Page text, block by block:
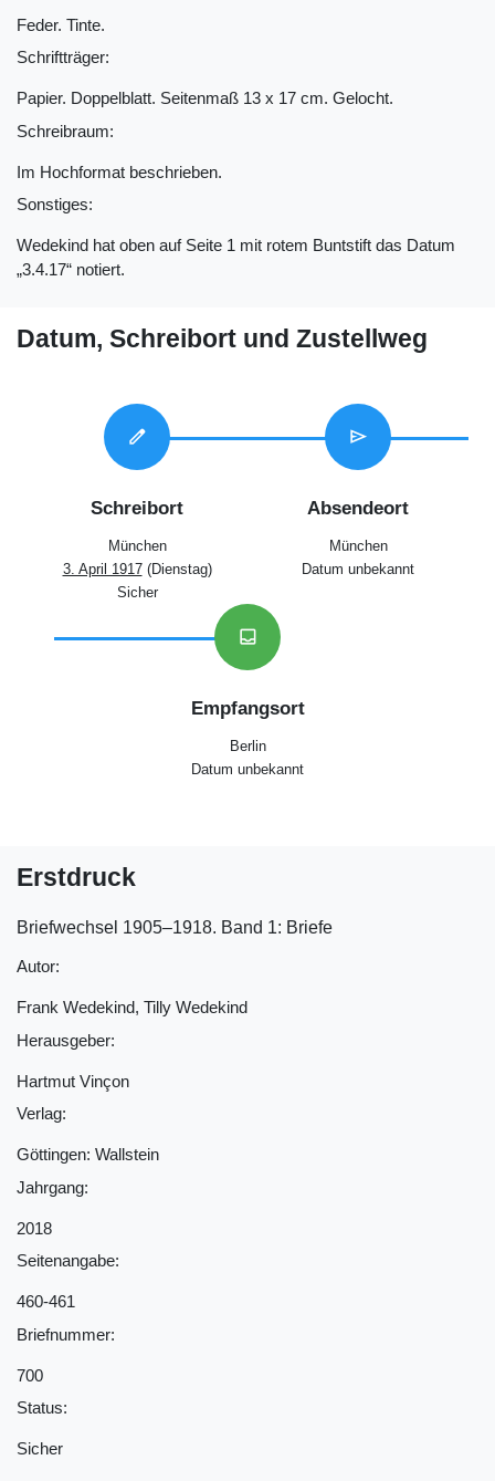
Feder. Tinte.
Schriftträger:
Papier. Doppelblatt. Seitenmaß 13 x 17 cm. Gelocht.
Schreibraum:
Im Hochformat beschrieben.
Sonstiges:
Wedekind hat oben auf Seite 1 mit rotem Buntstift das Datum
„3.4.17“ notiert.
Datum, Schreibort und Zustellweg
edit
Schreibort
München
3. April 1917(Dienstag)
Sicher
send
Absendeort
München
Datum unbekannt
inbox
Empfangsort
Berlin
Datum unbekannt
Erstdruck
Briefwechsel 1905‒1918. Band 1: Briefe
Autor:
Frank Wedekind, Tilly Wedekind
Herausgeber:
Hartmut Vinçon
Verlag:
Göttingen: Wallstein
Jahrgang:
2018
Seitenangabe:
460-461
Briefnummer:
700
Status:
Sicher